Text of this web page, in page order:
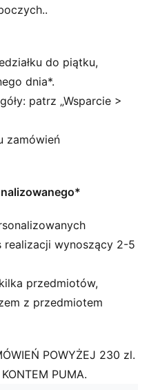
się w wielu
PUMA
materiał syntetyczny,
do piątku,
dnia*.
patrz „Wsparcie >
zamówień
wynoszący 2-5
przedmiotów,
z przedmiotem
POWYŻEJ 230 zl.
PUMA.